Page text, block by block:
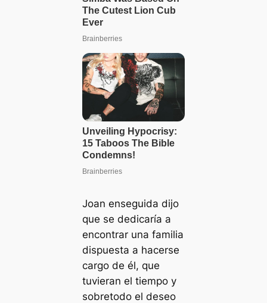
Joan enseguida dijo
que se dedicaría a
encontrar una familia
dispuesta a hacerse
cargo de él, que
tuvieran el tiempo y
sobretodo el deseo